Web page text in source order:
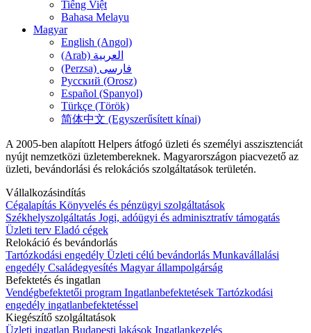
Tiếng Việt
Bahasa Melayu
Magyar
English (Angol)
(Arab) العربية
(Perzsa) فارسی
Русский (Orosz)
Español (Spanyol)
Türkçe (Török)
简体中文 (Egyszerűsített kínai)
A 2005-ben alapított Helpers átfogó üzleti és személyi asszisztenciát
nyújt nemzetközi üzletembereknek. Magyarországon piacvezető az
üzleti, bevándorlási és relokációs szolgáltatások területén.
Vállalkozásindítás
Cégalapítás Könyvelés és pénzügyi szolgáltatások
Székhelyszolgáltatás Jogi, adóügyi és adminisztratív támogatás
Üzleti terv Eladó cégek
Relokáció és bevándorlás
Tartózkodási engedély Üzleti célú bevándorlás Munkavállalási
engedély Családegyesítés Magyar állampolgárság
Befektetés és ingatlan
Vendégbefektetői program Ingatlanbefektetések Tartózkodási
engedély ingatlanbefektetéssel
Kiegészítő szolgáltatások
Üzleti ingatlan Budapesti lakások Ingatlankezelés